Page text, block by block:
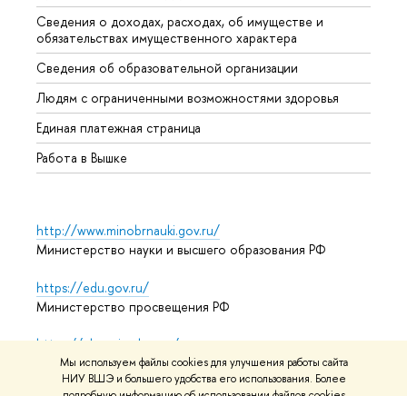
Мы используем файлы cookies для улучшения работы сайта
НИУ ВШЭ и большего удобства его использования. Более
Сведения о доходах, расходах, об имуществе и
обязательствах имущественного характера
Сведения об образовательной организации
Людям с ограниченными возможностями здоровья
Единая платежная страница
Работа в Вышке
http://www.minobrnauki.gov.ru/
Министерство науки и высшего образования РФ
https://edu.gov.ru/
Министерство просвещения РФ
https://elearning.hse.ru/mooc
Массовые открытые онлайн-курсы